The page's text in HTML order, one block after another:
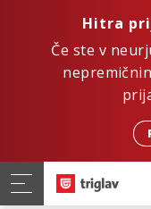
Hitra
Če ste v